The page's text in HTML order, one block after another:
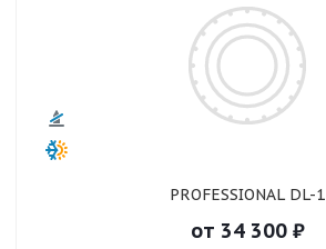
PROFESSIONAL DL-1
от 34 300₽